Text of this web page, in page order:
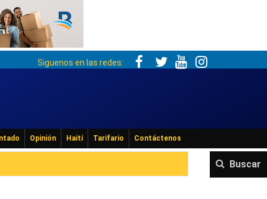
Siguenos en las redes:
Opinión Haití Tarifario Contáctenos
Buscar